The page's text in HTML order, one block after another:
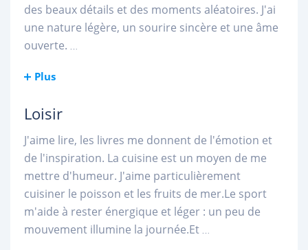
des beaux détails et des moments aléatoires. J'ai
une nature légère, un sourire sincère et une âme
ouverte. ...
Plus
Loisir
J'aime lire, les livres me donnent de l'émotion et
de l'inspiration. La cuisine est un moyen de me
mettre d'humeur. J'aime particulièrement
cuisiner le poisson et les fruits de mer.Le sport
m'aide à rester énergique et léger : un peu de
mouvement illumine la journée.Et...